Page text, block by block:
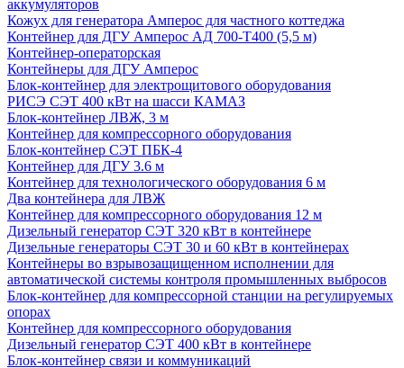
аккумуляторов
Кожух для генератора Амперос для частного коттеджа
Контейнер для ДГУ Амперос АД 700-Т400 (5,5 м)
Контейнер-операторская
Контейнеры для ДГУ Амперос
Блок-контейнер для электрощитового оборудования
РИСЭ СЭТ 400 кВт на шасси КАМАЗ
Блок-контейнер ЛВЖ, 3 м
Контейнер для компрессорного оборудования
Блок-контейнер СЭТ ПБК-4
Контейнер для ДГУ 3.6 м
Контейнер для технологического оборудования 6 м
Два контейнера для ЛВЖ
Контейнер для компрессорного оборудования 12 м
Дизельный генератор СЭТ 320 кВт в контейнере
Дизельные генераторы СЭТ 30 и 60 кВт в контейнерах
Контейнеры во взрывозащищенном исполнении для
автоматической системы контроля промышленных выбросов
Блок-контейнер для компрессорной станции на регулируемых
опорах
Контейнер для компрессорного оборудования
Дизельный генератор СЭТ 400 кВт в контейнере
Блок-контейнер связи и коммуникаций